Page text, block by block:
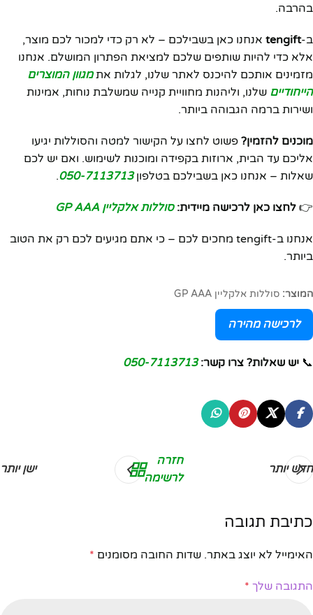
בהרבה.
ב-tengift אנחנו כאן בשבילכם – לא רק כדי למכור לכם מוצר,
אלא כדי להיות שותפים שלכם למציאת הפתרון המושלם. אנחנו
מזמינים אותכם להיכנס לאתר שלנו, לגלות אתמגוון המוצרים
הייחודיים שלנו, וליהנות מחוויית קנייה שמשלבת נוחות, אמינות
ושירות ברמה הגבוהה ביותר.
מוכנים להזמין? פשוט לחצו על הקישור למטה והסוללות יגיעו
אליכם עד הבית, ארוזות בקפידה ומוכנות לשימוש. ואם יש לכם
שאלות – אנחנו כאן בשבילכם בטלפון050-7113713
.
👉 לחצו כאן לרכישה מיידית: סוללות אלקליין GP AAA
אנחנו ב-tengift מחכים לכם – כי אתם מגיעים לכם רק את הטוב
ביותר.
המוצר: סוללות אלקליין GP AAA
לרכישה מהירה
📞 יש שאלות? צרו קשר: 050-7113713
חדש יותר
חזרה
לרשימה
ישן יותר
כתיבת תגובה
האימייל לא יוצג באתר. שדות החובה מסומנים *
התגובה שלך *